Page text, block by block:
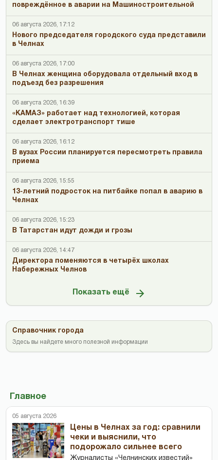
повреждённое в аварии на Машиностроительной
06 августа 2026, 17:12
Нового председателя городского суда представили
в Челнах
06 августа 2026, 17:00
В Челнах женщина оборудовала отдельный вход в
подъезд без разрешения
06 августа 2026, 16:39
«КАМАЗ» работает над технологией, которая
сделает электротранспорт тише
06 августа 2026, 16:12
В вузах России планируется пересмотреть правила
приема
06 августа 2026, 15:55
13-летний подросток на питбайке попал в аварию в
Челнах
06 августа 2026, 15:23
В Татарстан идут дожди и грозы
06 августа 2026, 14:47
Директора поменяются в четырёх школах
Набережных Челнов
Показать ещё
Справочник города
Здесь вы найдете много полезной информации
Главное
05 августа 2026
Цены в Челнах за год: сравнили
чеки и выяснили, что
подорожало сильнее всего
Журналисты «Челнинских известий»